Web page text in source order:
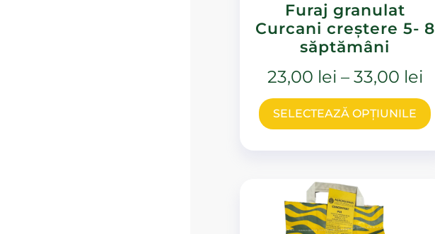
Furaj granulat
Curcani creștere 5- 8
săptămâni
23,00 lei – 33,00 lei
SELECTEAZĂ OPȚIUNILE